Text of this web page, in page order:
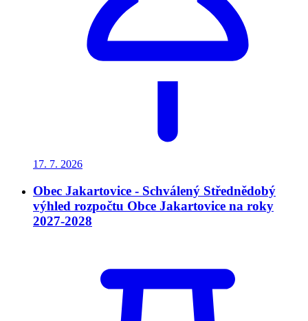
17. 7. 2026
Obec Jakartovice - Schválený Střednědobý
výhled rozpočtu Obce Jakartovice na roky
2027-2028